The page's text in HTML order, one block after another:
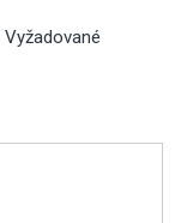
Vyžadované